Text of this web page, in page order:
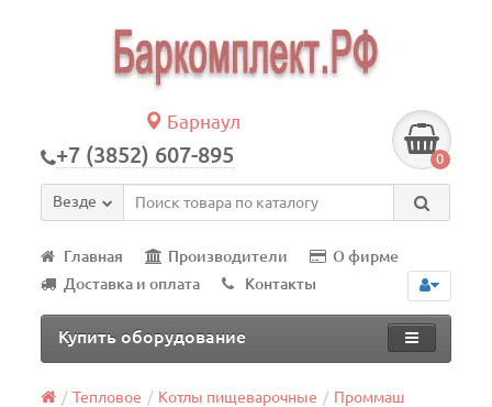
Барнаул
+7 (3852) 607-895 0
Везде
Главная Производители
О фирме
Доставка и оплата
Контакты
Купить оборудование
Тепловое Котлы пищеварочные
Проммаш